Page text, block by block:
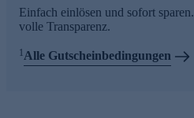
Einfach einlösen und sofort
volle Transparenz.
1Alle Gutscheinbedingungen